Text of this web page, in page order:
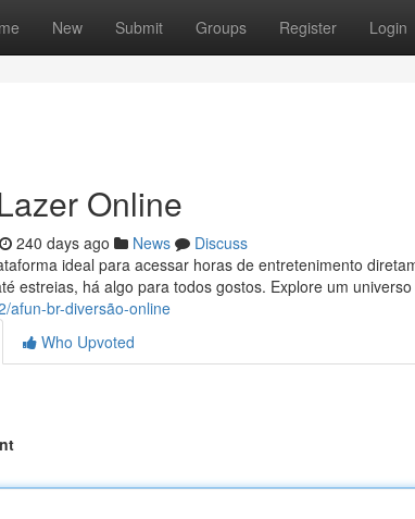
New Submit Groups Register Login
Online
240 days ago News
Discuss
ideal para acessar horas de entretenimento
estreias, há algo para todos gostos. Explore um
afun-br-diversão-online
Who Upvoted